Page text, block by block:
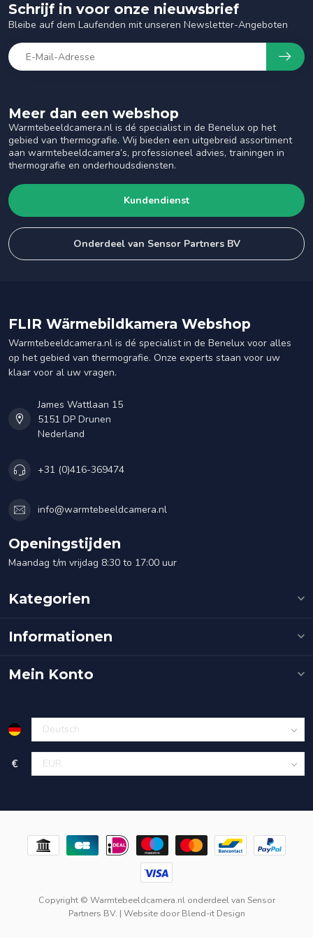
Meer dan een webshop
Warmtebeeldcamera.nl is dé specialist in de Benelux op het
gebied van thermografie. Wij bieden een uitgebreid assortiment
aan warmtebeeldcamera’s, professioneel advies, trainingen in
thermografie en onderhoudsdiensten.
Kundendienst
Onderdeel van Sensor Partners BV
Schrijf in voor onze nieuwsbrief
Bleibe auf dem Laufenden mit unseren Newsletter-Angeboten
FLIR Wärmebildkamera Webshop
Warmtebeeldcamera.nl is dé specialist in de Benelux voor alles
op het gebied van thermografie. Onze experts staan voor uw
klaar voor al uw vragen.
James Wattlaan 15
5151 DP Drunen
Nederland
+31 (0)416-369474
info@warmtebeeldcamera.nl
Openingstijden
Maandag t/m vrijdag 8:30 to 17:00 uur
Kategorien
Informationen
Mein Konto
€
Copyright © Warmtebeeldcamera.nl onderdeel van Sensor
Partners BV. | Website doorBlend-it Design